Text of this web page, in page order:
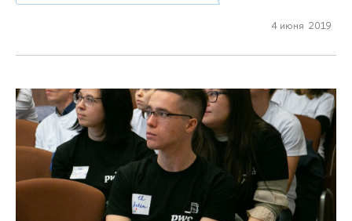
4 июня 2019